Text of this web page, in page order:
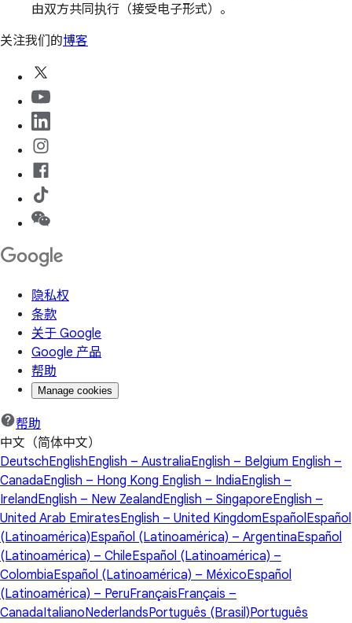
由双方共同执行（接受电子形式）。
关注我们的博客
隐私权
条款
关于 Google
Google 产品
帮助
Manage cookies
帮助
中文（简体中文）
DeutschEnglishEnglish – AustraliaEnglish – Belgium English –
CanadaEnglish – Hong Kong English – IndiaEnglish –
IrelandEnglish – New ZealandEnglish – SingaporeEnglish –
United Arab EmiratesEnglish – United KingdomEspañolEspañol
(Latinoamérica)Español (Latinoamérica) – ArgentinaEspañol
(Latinoamérica) – ChileEspañol (Latinoamérica) –
ColombiaEspañol (Latinoamérica) – MéxicoEspañol
(Latinoamérica) – PeruFrançaisFrançais –
CanadaItalianoNederlandsPortuguês (Brasil)Português